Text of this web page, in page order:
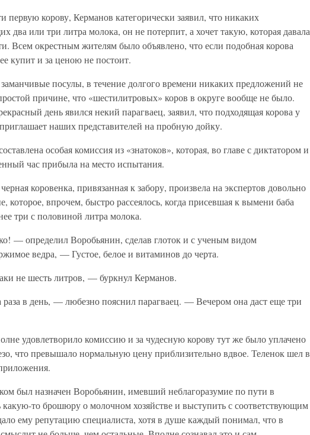
первую корову, Керманов категорически заявил, что никаких
два или три литра молока, он не потерпит, а хочет такую, которая давала
Всем окрестным жителям было объявлено, что если подобная корова
купит и за ценою не постоит.
посулы, в течение долгого времени никаких предложений не
причине, что «шестилитровых» коров в округе вообще не было.
день явился некий парагваец, заявил, что подходящая корова у
наших представителей на пробную дойку.
особая комиссия из «знатоков», которая, во главе с диктатором и
час прибыла на место испытания.
коровенка, привязанная к забору, произвела на экспертов довольно
которое, впрочем, быстро рассеялось, когда присевшая к вымени баба
три с половиной литра молока.
— определил Воробьянин, сделав глоток и с ученым видом
ведра, — Густое, белое и витаминов до черта.
не шесть литров, — буркнул Керманов.
в день, — любезно пояснил парагваец. — Вечером она даст еще три
удовлетворило комиссию и за чудесную корову тут же было уплачено
что превышало нормальную цену приблизительно вдвое. Теленок шел в
был назначен Воробьянин, имевший неблагоразумие по пути в
какую-то брошюру о молочном хозяйстве и выступить с соответствующим
ему репутацию специалиста, хотя в душе каждый понимал, что в